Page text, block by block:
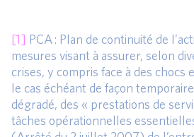
[1] PCA : Plan de continuité de
mesures visant à assurer, selon
crises, y compris face à des chocs
le cas échéant de façon
dégradé, des « prestations de
tâches opérationnelles